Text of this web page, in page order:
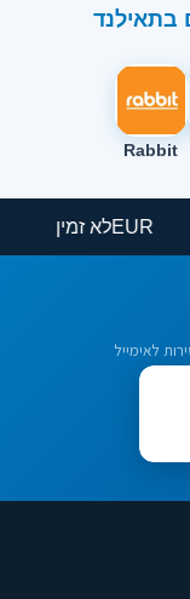
בתאילנד
Rabbit
EURלא זמין
לאימייל